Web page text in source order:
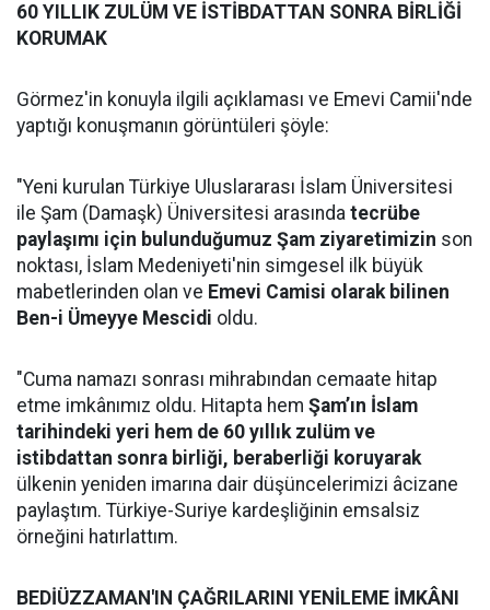
60 YILLIK ZULÜM VE İSTİBDATTAN SONRA BİRLİĞİ
KORUMAK
Görmez'in konuyla ilgili açıklaması ve Emevi Camii'nde
yaptığı konuşmanın görüntüleri şöyle:
"Yeni kurulan Türkiye Uluslararası İslam Üniversitesi
ile Şam (Damaşk) Üniversitesi arasında tecrübe
paylaşımı için bulunduğumuz Şam ziyaretimizin son
noktası, İslam Medeniyeti'nin simgesel ilk büyük
mabetlerinden olan ve Emevi Camisi olarak bilinen
Ben-i Ümeyye Mescidi oldu.
"Cuma namazı sonrası mihrabından cemaate hitap
etme imkânımız oldu. Hitapta hem Şam’ın İslam
tarihindeki yeri hem de 60 yıllık zulüm ve
istibdattan sonra birliği, beraberliği koruyarak
ülkenin yeniden imarına dair düşüncelerimizi âcizane
paylaştım. Türkiye-Suriye kardeşliğinin emsalsiz
örneğini hatırlattım.
BEDİÜZZAMAN'IN ÇAĞRILARINI YENİLEME İMKÂNI